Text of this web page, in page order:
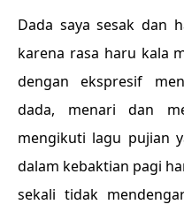
Dada saya sesak dan
karena rasa haru kala
dengan ekspresif
dada, menari dan
mengikuti lagu pujian
dalam kebaktian pagi
sekali tidak